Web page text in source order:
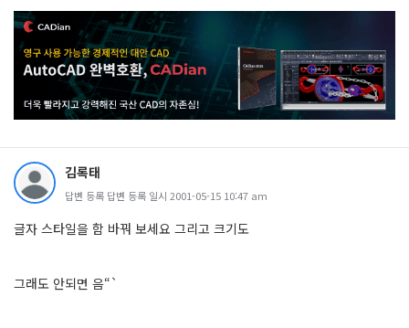
김록태
답변 등록 답변 등록 일시 2001-05-15 10:47 am
글자 스타일을 함 바꿔 보세요 그리고 크기도
그래도 안되면 음“`